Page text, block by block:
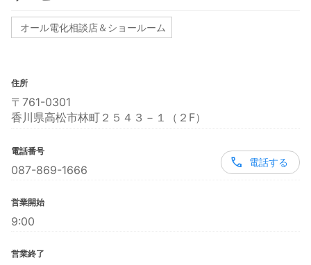
オール電化相談店＆ショールーム
住所
〒761-0301
香川県高松市林町２５４３－１（２F）
電話番号
087-869-1666
電話する
営業開始
9:00
営業終了